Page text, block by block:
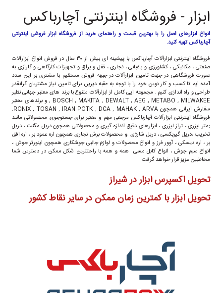
ابزار - فروشگاه اینترنتی آچارباکس
انواع ابزارهای اصل را با بهترین قیمت و راهنمای خرید از فروشگاه ابزار فروشی اینترنتی
آچارباکس تهیه کنید.
فروشگاه اینترنتی ابزارآلات آچارباکس با پیشینه ای بیش از ۳۰ سال در فروش انواع ابزارآلات
صنعتی ، مکانیکی ، کشاورزی و باغبانی ، نجاری ، قفل و یراق و تجهیزات کارگاهی و گاراژی به
صورت فروشگاهی در جهت تامین ابزارآلات در جبهه فروش مستقیم با مشتری بر این سدد
آمده ایم تا کسب و کار نوین خود را با توجه به عقبه دیرین برای تامین نیاز مشتریان گرانقدر
طراحی و راه اندازی کنیم . مجموعه ایی کامل از ابزارآلات متنوع با برند های معتبر جهانی نظیر
BOSCH , MAKITA , DEWALT , AEG , METABO , MILWAKEE , و برندهای معتبر
سفارش ایرانی همچون RONIX , TOSAN , IRAN POTK , DCA , MAHAK , ARVA.
فروشگاه اینترنتی ابزارآلات آچارباکس مرجعی مهم و معتبر برای جستوجوی محصولاتی مانند
:متر لیزری ، تراز لیزری ، ابزارهای دقیق اندازه گیری و محصولاتی همچون دریل مگنت ، دریل
تخریب ،دریل گیربکسی ، دریل شارژی و محصولات برش نجاری همچون اره عمود بر ، اره افق
بر ، اره دیسکی ، آوور فرز و انواع محصولات و لوازم جانبی جوشکاری همچون اینورتر جوش ،
انواع سیم جوش ، انواع کابل مسی همه و همه با راحتترین شکل ممکن در دسترس شما
مخاطبین عزیز قرار خواهد گرفت.
تحویل اکسپرس ابزار در شیراز
تحویل ابزار با کمترین زمان ممکن در سایر نقاط کشور